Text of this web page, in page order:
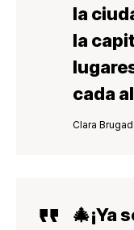
la
la
cada
Clara
🎄¡Ya